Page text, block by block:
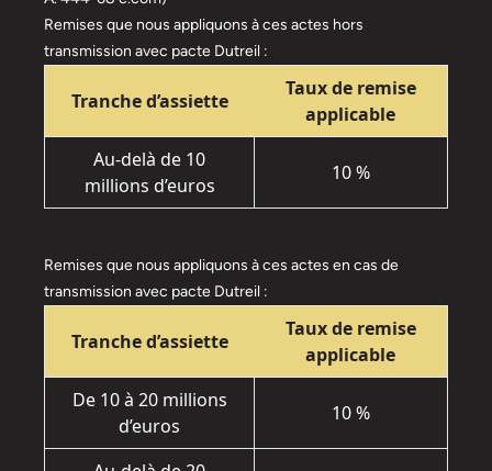
Remises que nous appliquons à ces actes hors
transmission avec pacte Dutreil :
Tranche d’assiette
Taux de remise
applicable
Au-delà de 10
millions d’euros
10 %
Remises que nous appliquons à ces actes en cas de
transmission avec pacte Dutreil :
Tranche d’assiette
Taux de remise
applicable
De 10 à 20 millions
d’euros
10 %